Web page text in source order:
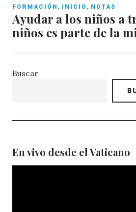
FORMACIÓN , INICIO , NOTAS
Ayudar a los niños a
niños es parte de la
Buscar
En vivo desde el Vaticano